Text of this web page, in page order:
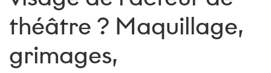
théâtre ? Maquillage,
grimages,